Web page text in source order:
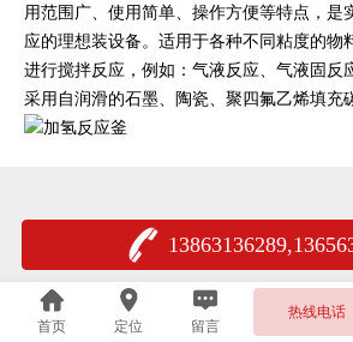
用范围广、使用简单、操作方便等特点，是
应的理想装设备。适用于各种不同粘度的物
进行搅拌反应，例如：气液反应、气液固反
采用自润滑的石墨、陶瓷、聚四氟乙烯填充
首页 定位 留言
热线电话